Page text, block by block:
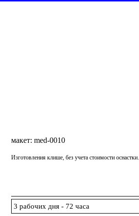
макет: med-0010
Изготовления клише, без учета стоимости оснастки.